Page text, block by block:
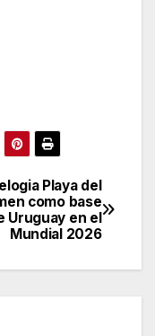
Playa del
como base
Uruguay en el
Mundial 2026